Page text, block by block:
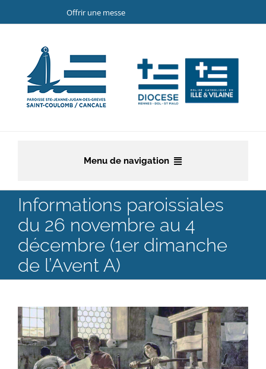
au
Offrir une messe
Menu de navigation
Accueil
La paroisse
Etapes de la vie chrétienne
Servir et aimer
Adultes, jeunes et famille
Informations paroissiales
du 26 novembre au 4
décembre (1er dimanche
de l’Avent A)
Voir
l'image
agrandie